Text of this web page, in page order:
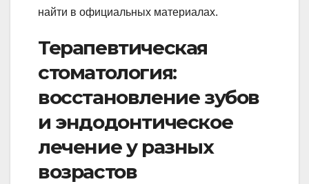
найти в официальных материалах.
Терапевтическая
стоматология:
восстановление зубов
и эндодонтическое
лечение у разных
возрастов